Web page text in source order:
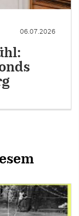
06.07.2026